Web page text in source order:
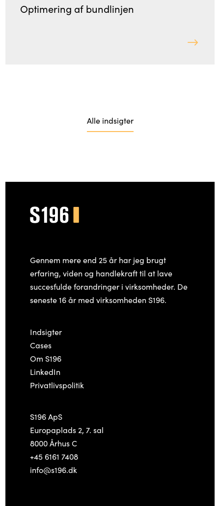
Optimering af bundlinjen
Alle indsigter
Gennem mere end 25 år har jeg brugt
erfaring, viden og handlekraft til at lave
succesfulde forandringer i virksomheder. De
seneste 16 år med virksomheden S196.
Indsigter
Cases
Om S196
LinkedIn
Privatlivspolitik
S196 ApS
Europaplads 2, 7. sal
8000 Århus C
+45 6161 7408
info@s196.dk